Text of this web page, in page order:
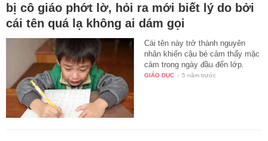
bị cô giáo phớt lờ, hỏi ra mới biết lý do bởi
cái tên quá lạ không ai dám gọi
Cái tên này trở thành nguyên
nhân khiến cậu bé cảm thấy mặc
cảm trong ngày đầu đến lớp.
GIÁO DỤC - 5 năm trước